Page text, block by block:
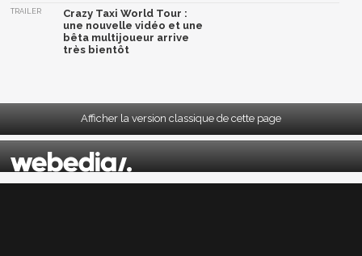
TRAILER
Crazy Taxi World Tour :
une nouvelle vidéo et une
bêta multijoueur arrive
très bientôt
Afficher la version classique de cette page